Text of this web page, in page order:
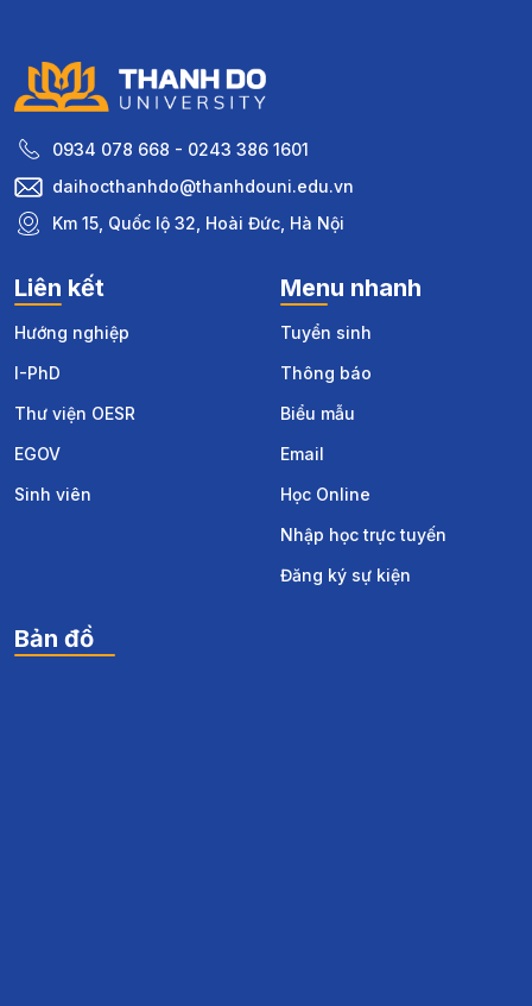
0934 078 668 - 0243 386 1601
daihocthanhdo@thanhdouni.edu.vn
Km 15, Quốc lộ 32, Hoài Đức, Hà Nội
Liên kết
Hướng nghiệp
I-PhD
Thư viện OESR
EGOV
Sinh viên
Menu nhanh
Tuyển sinh
Thông báo
Biểu mẫu
Email
Học Online
Nhập học trực tuyến
Đăng ký sự kiện
Bản đồ